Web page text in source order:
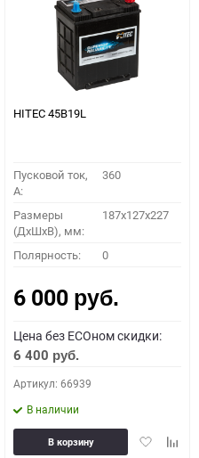
HITEC 45B19L
Пусковой ток,
A:
360
Размеры
(ДхШхВ), мм:
187x127x227
Полярность: 0
6 000 руб.
Цена без ECOном скидки:
6 400 руб.
Артикул: 66939
В наличии
Добавить
В корзину